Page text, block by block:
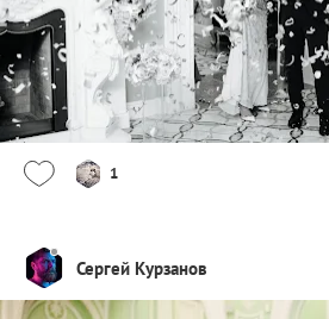
1
Сергей Курзанов